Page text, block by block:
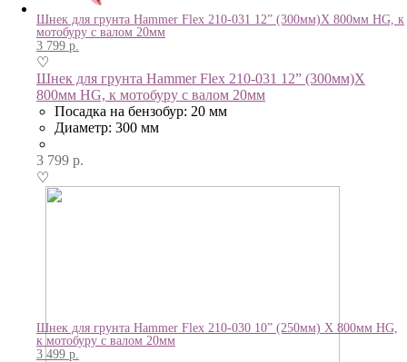
Шнек для грунта Hammer Flex 210-031 12” (300мм)X 800мм HG, к
мотобуру с валом 20мм
3 799 р.
♡
Шнек для грунта Hammer Flex 210-031 12” (300мм)X
800мм HG, к мотобуру с валом 20мм
Посадка на бензобур: 20 мм
Диаметр: 300 мм
3 799 р.
♡
Шнек для грунта Hammer Flex 210-030 10” (250мм) X 800мм HG,
к мотобуру с валом 20мм
3 499 р.